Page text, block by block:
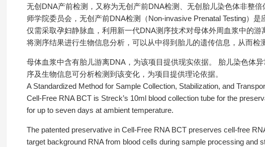
无创DNA产前检测，又称为无创产前DNA检测、无创胎儿染色体非整
师学院委员会，无创产前DNA检测（Non-invasive Prenatal Testing）
仅需采取孕妇静脉血，利用新一代DNA测序技术对母体外周血浆中的
将测序结果进行生物信息分析，可以从中得到胎儿的遗传信息，从而检
母体血浆中含有胎儿游离DNA，为该项目提供现实依据。 胎儿染色体
序及生物信息可分析检测到该变化，为项目提供理论依据。
A Standardized Method for Sample Collection, Stabilization, and
Cell-Free RNA BCT is Streck’s 10ml blood collection tube for the
for up to seven days at ambient temperature.
The patented preservative in Cell-Free RNA BCT preserves cell-free
target background RNA from blood cells during sample processing and